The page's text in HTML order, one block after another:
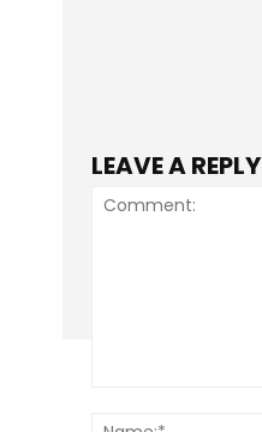
LEAVE A REPLY